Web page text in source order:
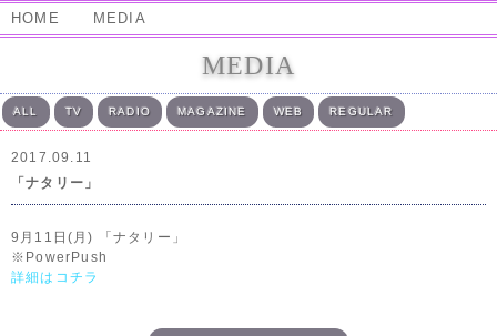
HOME MEDIA
MEDIA
ALL TV RADIO MAGAZINE WEB REGULAR
2017.09.11
「ナタリー」
9月11日(月) 「ナタリー」
※PowerPush
詳細はコチラ